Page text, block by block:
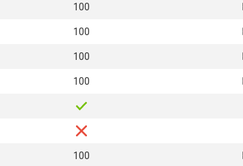
100
100
100
100
100